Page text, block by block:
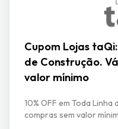
Cupom Lojas
de Construção.
valor mínimo
10% OFF em Toda
compras sem valor